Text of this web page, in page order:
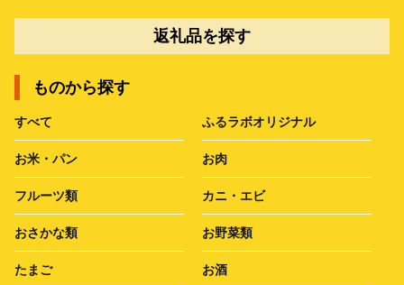
返礼品を探す
ものから探す
すべて ふるラボオリジナル
お米・パン お肉
フルーツ類 カニ・エビ
おさかな類 お野菜類
たまご お酒